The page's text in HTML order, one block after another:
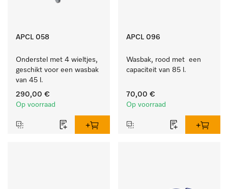
APCL 058
Onderstel met 4 wieltjes,
geschikt voor een wasbak
van 45 l.
290,00 €
Op voorraad
APCL 096
Wasbak, rood met  een
capaciteit van 85 l.
70,00 €
Op voorraad